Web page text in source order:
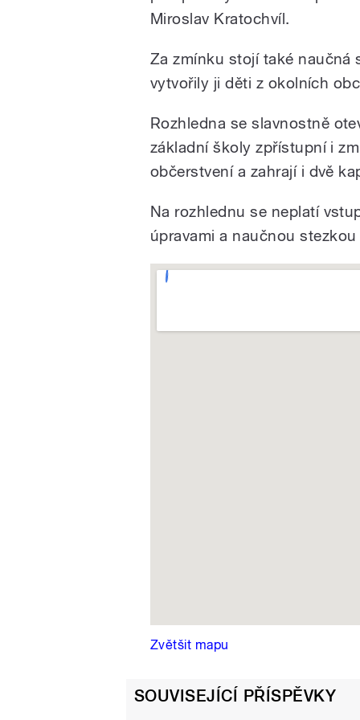
Miroslav Kratochvíl.
Za zmínku stojí také naučná
vytvořily ji děti z okolních
Rozhledna se slavnostně
základní školy zpřístupní i
občerstvení a zahrají i dvě
Na rozhlednu se neplatí
úpravami a naučnou
Zvětšit mapu
SOUVISEJÍCÍ PŘÍSPĚVKY